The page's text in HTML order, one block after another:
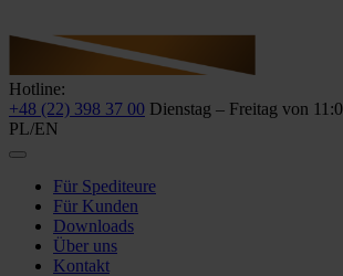
Hotline:
+48 (22) 398 37 00 Dienstag – Freitag von
PL/EN
Für Spediteure
Für Kunden
Downloads
Über uns
Kontakt